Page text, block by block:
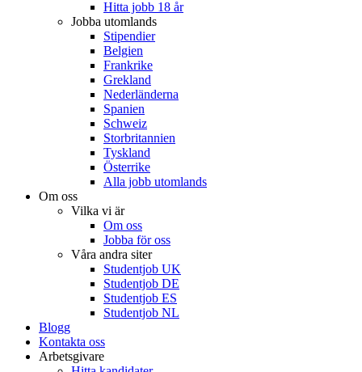
Hitta jobb 18 år
Jobba utomlands
Stipendier
Belgien
Frankrike
Grekland
Nederländerna
Spanien
Schweiz
Storbritannien
Tyskland
Österrike
Alla jobb utomlands
Om oss
Vilka vi är
Om oss
Jobba för oss
Våra andra siter
Studentjob UK
Studentjob DE
Studentjob ES
Studentjob NL
Blogg
Kontakta oss
Arbetsgivare